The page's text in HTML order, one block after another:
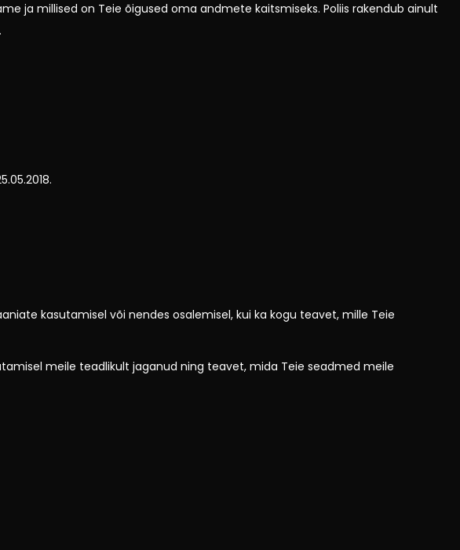
ja millised on Teie õigused oma andmete kaitsmiseks. Poliis rakendub ainult
kasutamisel või nendes osalemisel, kui ka kogu teavet, mille Teie
meile teadlikult jaganud ning teavet, mida Teie seadmed meile